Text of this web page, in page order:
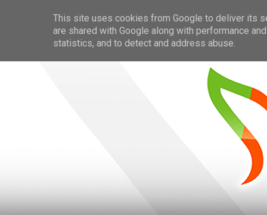
This site uses cookies from Google to deliver its
are shared with Google along with performance
statistics, and to detect and address abuse.